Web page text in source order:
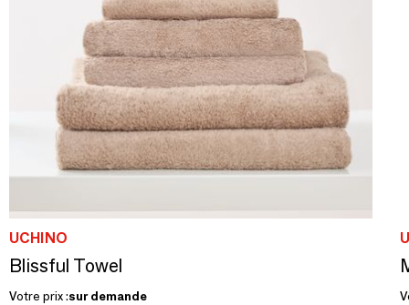
UCHINO
Blissful Towel
Votre prix :sur demande